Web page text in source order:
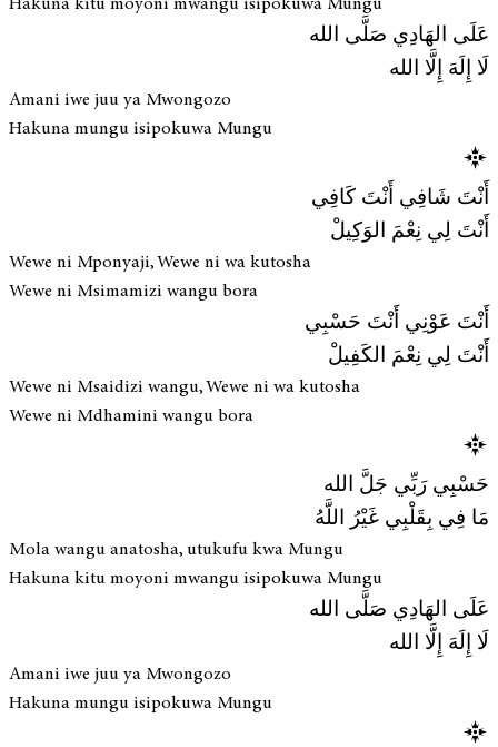
عَلَى الهَادِي صَلَّى الله
لَا إِلَهَ إِلَّا الله
Amani iwe juu ya Mwongozo
Hakuna mungu isipokuwa Mungu
أَنْتَ شَافِي أَنْتَ كَافِي
أَنْتَ لِي نِعْمَ الوَكِيلْ
Wewe ni Mponyaji, Wewe ni wa kutosha
Wewe ni Msimamizi wangu bora
أَنْتَ عَوْنِي أَنْتَ حَسْبِي
أَنْتَ لِي نِعْمَ الكَفِيلْ
Wewe ni Msaidizi wangu, Wewe ni wa kutosha
Wewe ni Mdhamini wangu bora
حَسْبِي رَبِّي جَلَّ الله
مَا فِي بِقَلْبِي غَيْرُ اللَّهُ
Mola wangu anatosha, utukufu kwa Mungu
Hakuna kitu moyoni mwangu isipokuwa Mungu
عَلَى الهَادِي صَلَّى الله
لَا إِلَهَ إِلَّا الله
Amani iwe juu ya Mwongozo
Hakuna mungu isipokuwa Mungu